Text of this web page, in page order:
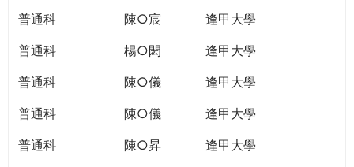
普通科 陳○宸
逢甲大學
普通科
楊○閎
逢甲大學
普通科
陳○儀
逢甲大學
普通科
陳○儀
逢甲大學
普通科
陳○昇
逢甲大學